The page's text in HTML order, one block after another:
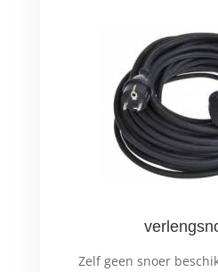
Zelf geen snoer